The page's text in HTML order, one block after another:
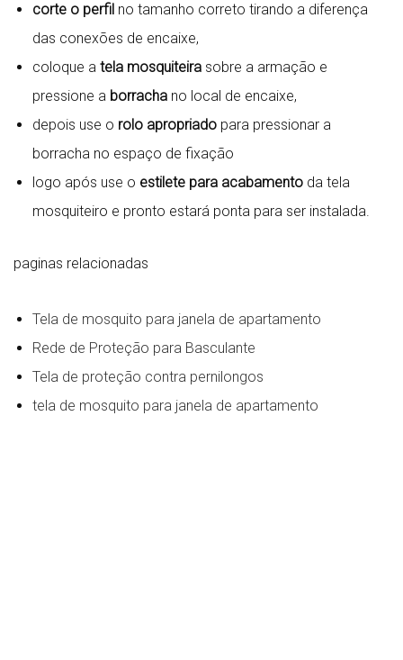
corte o perfil no tamanho correto tirando a diferença
das conexões de encaixe,
coloque atela mosquiteira sobre a armação e
pressione a borracha no local de encaixe,
depois use o rolo apropriado para pressionar a
borracha no espaço de fixação
logo após use o estilete para acabamento da tela
mosquiteiro e pronto estará ponta para ser instalada.
paginas relacionadas
Tela de mosquito para janela de apartamento
Rede de Proteção para Basculante
Tela de proteção contra pernilongos
tela de mosquito para janela de apartamento